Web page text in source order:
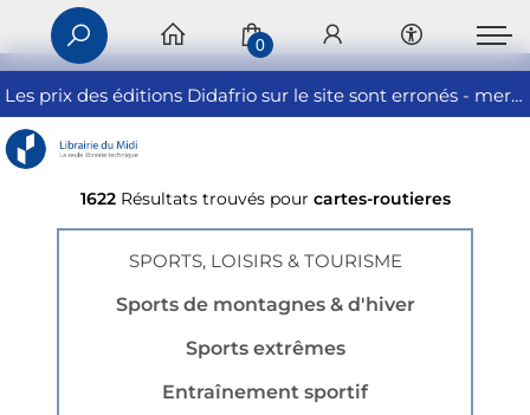
Les prix des éditions Didafrio sur le site sont erronés - merci de nous contacter
0
1622 Résultats trouvés pour cartes-routieres
SPORTS, LOISIRS & TOURISME
Sports de montagnes & d'hiver
Sports extrêmes
Entraînement sportif